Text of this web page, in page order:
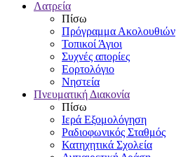
Λατρεία
Πίσω
Πρόγραμμα Ακολουθιών
Τοπικοί Άγιοι
Συχνές απορίες
Εορτολόγιο
Νηστεία
Πνευματική Διακονία
Πίσω
Ιερά Εξομολόγηση
Ραδιοφωνικός Σταθμός
Κατηχητικά Σχολεία